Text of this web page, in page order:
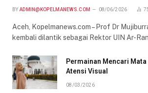
BY ADMIN@KOPELMANEWS.COM 08/06/2026
Aceh, Kopelmanews.com – Prof Dr
kembali dilantik sebagai Rektor UIN Ar-
Permainan Mencari
Atensi Visual
08/03/2026